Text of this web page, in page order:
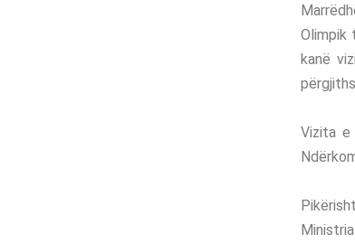
Olimpik
kanë
Vizita